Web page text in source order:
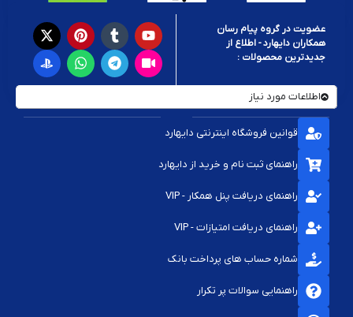
عضویت در گروه پیام رسان
همکاران دایهارد - اطلاع از
جدیدترین محصولات :
اطلاعات مورد نیاز
قوانین فروشگاه اینترنتی دایهارد
راهنمای ثبت نام و خرید از دایهارد
راهنمای دریافت پنل همکار - VIP
راهنمای دریافت امتیازات - VIP
شماره حساب های پرداخت بانک
راهنمایی سوالات پر تکرار